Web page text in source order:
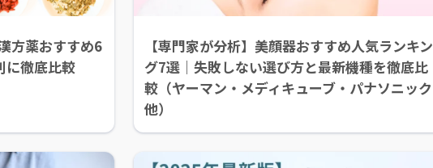
方薬おすすめ6
に徹底比較
【専門家が分析】美顔器おすすめ人気ランキン
グ7選｜失敗しない選び方と最新機種を徹底比
較（ヤーマン・メディキューブ・パナソニック
他）